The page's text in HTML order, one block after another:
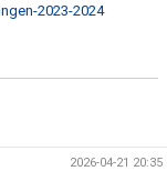
2023-2024
2026-04-21 20:35